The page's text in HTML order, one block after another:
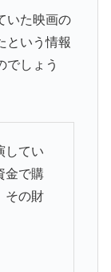
いた映画の
という情報
でしょう
してい
金で購
その財